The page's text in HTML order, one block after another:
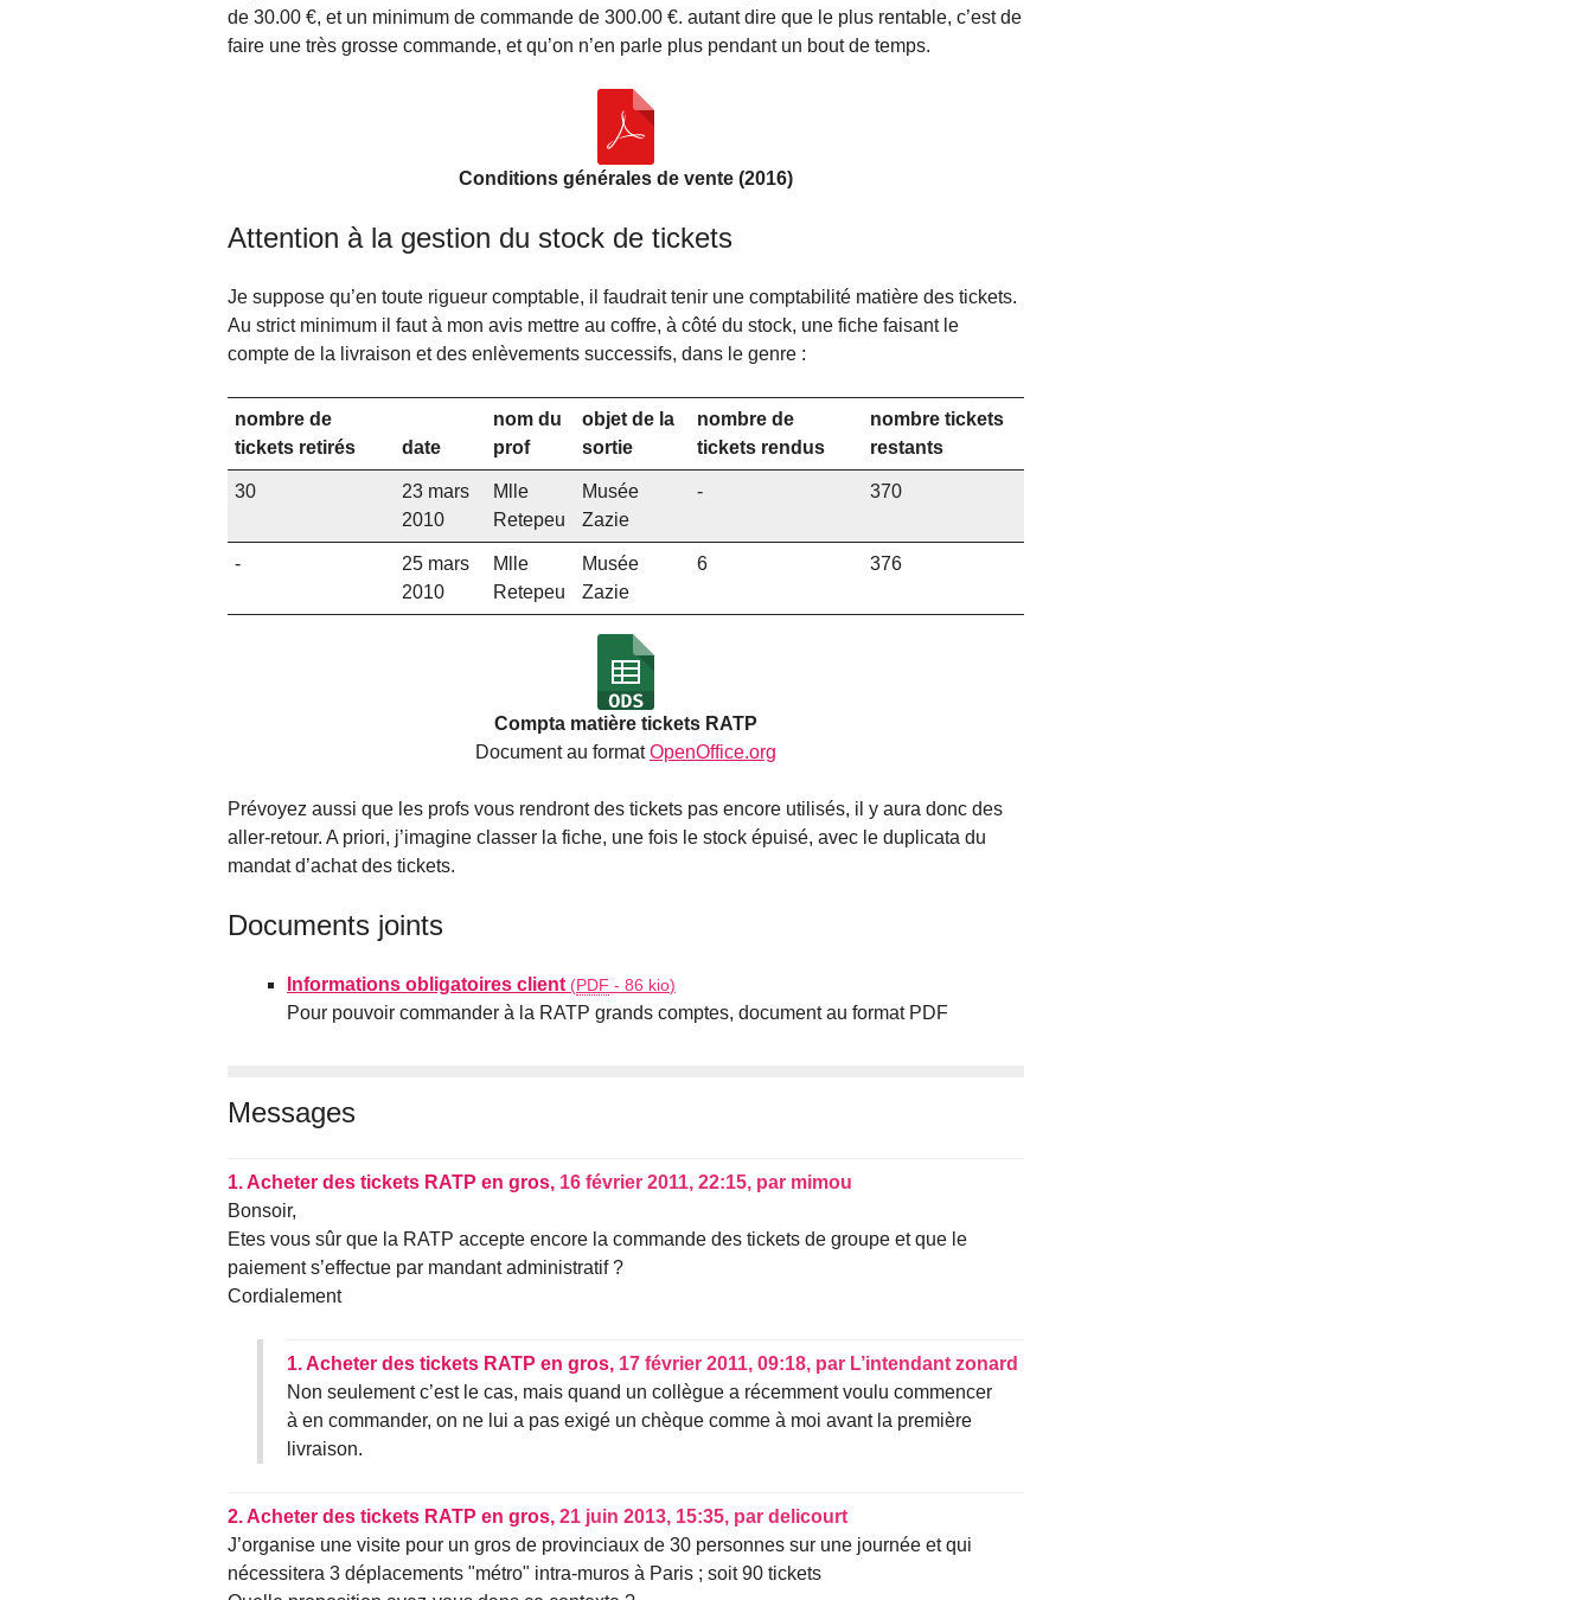
de 30.00 €, et un minimum de commande de 300.00 €. autant dire que le plus rentable, c’est de
faire une très grosse commande, et qu’on n’en parle plus pendant un bout de temps.
Conditions générales de vente (2016)
Attention à la gestion du stock de tickets
Je suppose qu’en toute rigueur comptable, il faudrait tenir une comptabilité matière des tickets.
Au strict minimum il faut à mon avis mettre au coffre, à côté du stock, une fiche faisant le
compte de la livraison et des enlèvements successifs, dans le genre :
nombre de
tickets retirés
date
nom du
prof
objet de la
sortie
nombre de
tickets rendus
nombre tickets
restants
30
23 mars
2010
Mlle
Retepeu
Musée
Zazie
- 370
-
25 mars
2010
Mlle
Retepeu
Musée
Zazie
6 376
Compta matière tickets RATP
Document au formatOpenOffice.org
Prévoyez aussi que les profs vous rendront des tickets pas encore utilisés, il y aura donc des
aller-retour. A priori, j’imagine classer la fiche, une fois le stock épuisé, avec le duplicata du
mandat d’achat des tickets.
Documents joints
Informations obligatoires client (PDF - 86 kio)
Pour pouvoir commander à la RATP grands comptes, document au format PDF
Messages
1. Acheter des tickets RATP en gros, 16 février 2011, 22:15, par mimou
Bonsoir,
Etes vous sûr que la RATP accepte encore la commande des tickets de groupe et que le
paiement s’effectue par mandant administratif ?
Cordialement
1. Acheter des tickets RATP en gros, 17 février 2011, 09:18, par L’intendant zonard
Non seulement c’est le cas, mais quand un collègue a récemment voulu commencer
à en commander, on ne lui a pas exigé un chèque comme à moi avant la première
livraison.
2. Acheter des tickets RATP en gros, 21 juin 2013, 15:35, par delicourt
J’organise une visite pour un gros de provinciaux de 30 personnes sur une journée et qui
nécessitera 3 déplacements "métro" intra-muros à Paris ; soit 90 tickets